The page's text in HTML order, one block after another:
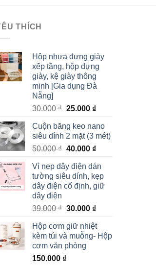
THÍCH
Hộp nhựa đựng giày
xếp tầng, hộp đựng
giày, kệ giày thông
minh [Gia dụng Đà
Nẵng]
30.000₫ 25.000 ₫
Cuộn băng keo nano
siêu dính 2 mặt (3 mét)
50.000₫ 40.000 ₫
Vỉ nẹp dây điện dán
tường siêu dính, kẹp
dây điện cố định, giữ
dây điện
39.000₫ 30.000 ₫
Hộp cơm giữ nhiệt
kèm túi và muỗng- Hộp
cơm văn phòng
150.000 ₫